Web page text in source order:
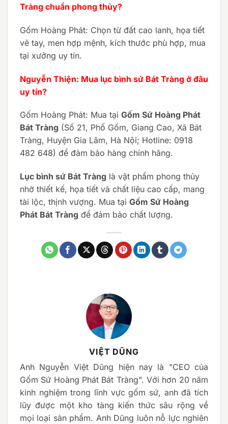
Tràng chuẩn phong thủy?
Gốm Hoàng Phát: Chọn từ đất cao lanh, họa tiết
vẽ tay, men hợp mệnh, kích thước phù hợp, mua
tại xưởng uy tín.
Nguyễn Thiện: Mua lục bình sứ Bát Tràng ở đâu
uy tín?
Gốm Hoàng Phát: Mua tại Gốm Sứ Hoàng Phát
Bát Tràng (Số 21, Phố Gốm, Giang Cao, Xã Bát
Tràng, Huyện Gia Lâm, Hà Nội; Hotline: 0918
482 648) để đảm bảo hàng chính hãng.
Lục bình sứ Bát Tràng là vật phẩm phong thủy
nhờ thiết kế, họa tiết và chất liệu cao cấp, mang
tài lộc, thịnh vượng. Mua tại Gốm Sứ Hoàng
Phát Bát Tràng để đảm bảo chất lượng.
VIỆT DŨNG
Anh Nguyễn Việt Dũng hiện nay là "CEO của
Gốm Sứ Hoàng Phát Bát Tràng". Với hơn 20 năm
kinh nghiệm trong lĩnh vực gốm sứ, anh đã tích
lũy được một kho tàng kiến thức sâu rộng về
mọi loại sản phẩm. Anh Dũng luôn nỗ lực nghiên